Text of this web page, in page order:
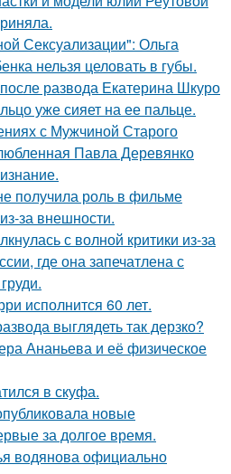
Сексуализации": Ольга
нельзя целовать в губы.
развода Екатерина Шкуро
уже сияет на ее пальце.
с Мужчиной Старого
Павла Деревянко
получила роль в фильме
за внешности.
с волной критики из-за
где она запечатлена с
исполнится 60 лет.
выглядеть так дерзко?
Ананьева и её физическое
в скуфа.
новые
за долгое время.
водянова официально